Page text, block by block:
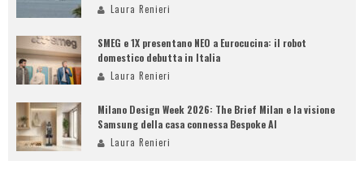
Laura Renieri
SMEG e 1X presentano NEO a Eurocucina: il robot
domestico debutta in Italia
Laura Renieri
Milano Design Week 2026: The Brief Milan e la visione
Samsung della casa connessa Bespoke AI
Laura Renieri